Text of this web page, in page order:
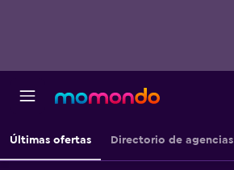
Últimas ofertas Directorio de agencias